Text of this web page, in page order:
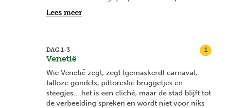
gemaakt en het is het ideale moment om
antwoord te krijgen op je vragen. Vanaf 2
vertrekvergadering en na boeking word je
hiervan ook op de hoogte gehouden via mail.
Lees meer
1
DAG 1-3
Venetië
Wie Venetië zegt, zegt (gemaskerd) carnaval,
talloze gondels, pittoreske bruggetjes en
steegjes....het is een cliché, maar de stad blijft tot
de verbeelding spreken en wordt niet voor niks